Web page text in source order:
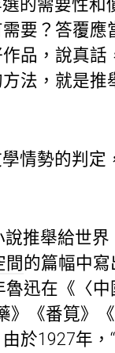
的需要性和
要？答覆應
品，說真話
法，就是推
情勢的判定
推舉給世
間的篇幅中
迅在《〈
《番筧》
於1927年，